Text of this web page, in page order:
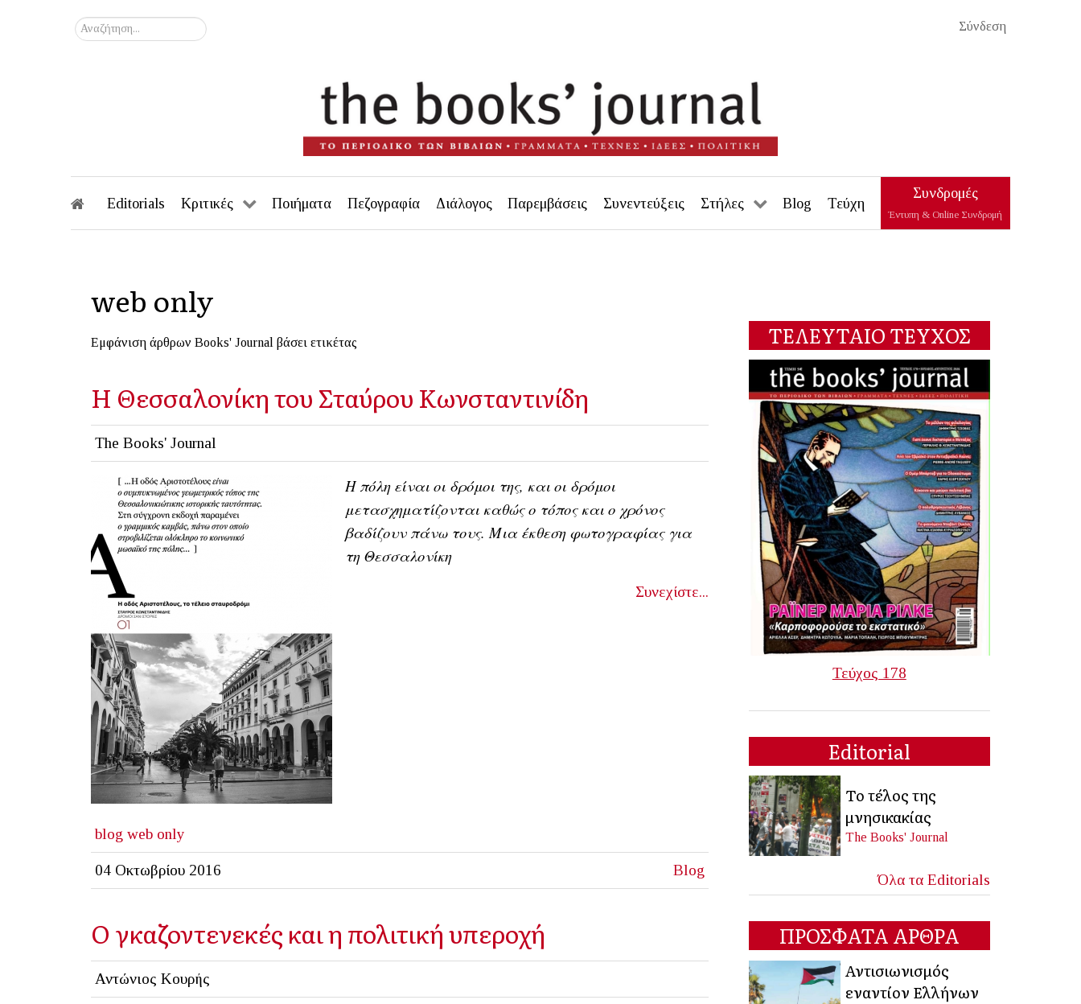
Σύνδεση
Αναζήτηση...
Editorials Κριτικές Ποιήματα Πεζογραφία Διάλογος Παρεμβάσεις Συνεντεύξεις Στήλες Blog Τεύχη
Συνδρομές
Έντυπη & Online Συνδρομή
web only
Εμφάνιση άρθρων Books' Journal βάσει ετικέτας
Η Θεσσαλονίκη του Σταύρου Κωνσταντινίδη
The Books' Journal
Η πόλη είναι οι δρόμοι της, και οι δρόμοι
μετασχηματίζονται καθώς ο τόπος και ο χρόνος
βαδίζουν πάνω τους. Μια έκθεση φωτογραφίας για
τη Θεσσαλονίκη
Συνεχίστε...
blog web only
04 Οκτωβρίου 2016 Blog
Ο γκαζοντενεκές και η πολιτική υπεροχή
Αντώνιος Κουρής
ΤΕΛΕΥΤΑΙΟ ΤΕΥΧΟΣ
Τεύχος 178
Editorial
Το τέλος της
μνησικακίας
The Books' Journal
Όλα τα Editorials
ΠΡΟΣΦΑΤΑ ΑΡΘΡΑ
Αντισιωνισμός
εναντίον Ελλήνων